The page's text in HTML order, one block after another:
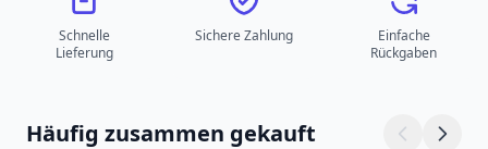
Schnelle
Lieferung
Sichere Zahlung
Einfache
Rückgaben
Häufig zusammen gekauft